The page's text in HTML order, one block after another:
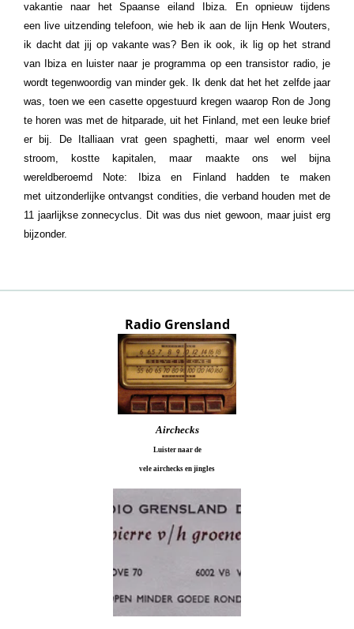
vakantie naar het Spaanse eiland Ibiza. En opnieuw tijdens
een live uitzending telefoon, wie heb ik aan de lijn Henk Wouters,
ik dacht dat jij op vakante was? Ben ik ook, ik lig op het strand
van Ibiza en luister naar je programma op een transistor radio, je
wordt tegenwoordig van minder gek. Ik denk dat het het zelfde jaar
was, toen we een casette opgestuurd kregen waarop Ron de Jong
te horen was met de hitparade, uit het Finland, met een leuke brief
er bij. De Italliaan vrat geen spaghetti, maar wel enorm veel
stroom, kostte kapitalen, maar maakte ons wel bijna
wereldberoemd Note: Ibiza en Finland hadden te maken
met uitzonderlijke ontvangst condities, die verband houden met de
11 jaarlijkse zonnecyclus. Dit was dus niet gewoon, maar juist erg
bijzonder.
Radio Grensland
Airchecks
Luister naar de
vele airchecks en jingles